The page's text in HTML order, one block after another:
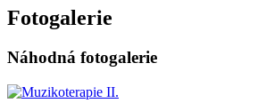
Fotogalerie
Náhodná fotogalerie